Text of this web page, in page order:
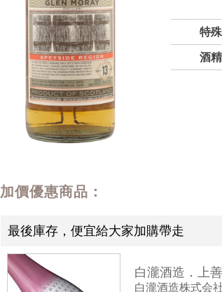
特
酒
加價優惠商品：
最後庫存，便宜給大家加購帶走
白瀧酒造．上
白瀧酒造株式会